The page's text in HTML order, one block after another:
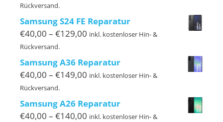
bis
€170,00
Rückversand.
Samsung S24 FE Reparatur
€40,00 – €129,00 Preisspanne:
€129,00
inkl. kostenloser Hin- &
Rückversand.
Samsung A36 Reparatur
€40,00 – €149,00 Preisspanne:
€149,00
inkl. kostenloser Hin- &
Rückversand.
Samsung A26 Reparatur
€40,00 – €140,00 Preisspanne:
inkl. kostenloser Hin- &